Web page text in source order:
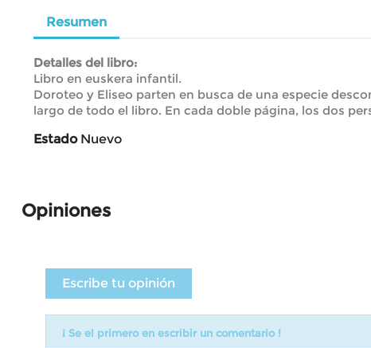
Resumen
Detalles del libro:
Libro en euskera infantil.
Doroteo y Eliseo parten en busca de una especie
largo de todo el libro. En cada doble página, los dos
Estado Nuevo
Opiniones
Escribe tu opinión
¡ Se el primero en escribir un comentario !